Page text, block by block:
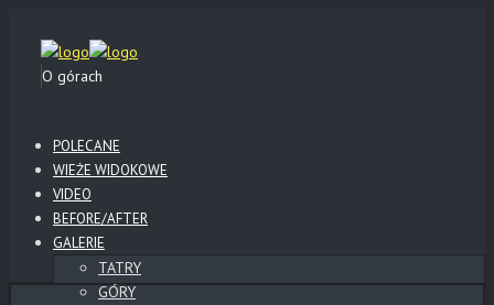
O górach
POLECANE
WIEŻE WIDOKOWE
VIDEO
BEFORE/AFTER
GALERIE
TATRY
GÓRY